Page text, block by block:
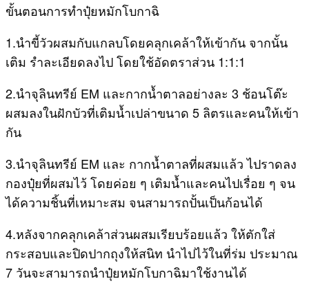
ขั้นตอนการทำปุ๋ยหมักโบกาฉิ
1.นำขี้วัวผสมกับแกลบโดยคลุกเคล้าให้เข้ากัน จากนั้น
เติม รำละเอียดลงไป โดยใช้อัดตราส่วน 1:1:1
2.นำจุลินทรีย์ EM และกากน้ำตาลอย่างละ 3 ช้อนโต๊ะ
ผสมลงในฝักบัวที่เติมน้ำเปล่าขนาด 5 ลิตรและคนให้เข้า
กัน
3.นำจุลินทรีย์ EM และ กากน้ำตาลที่ผสมแล้ว ไปราดลง
กองปุ๋ยที่ผสมไว้ โดยค่อย ๆ เติมน้ำและคนไปเรื่อย ๆ จน
ได้ความชิ้นที่เหมาะสม จนสามารถปั้นเป็นก้อนได้
4.หลังจากคลุกเคล้าส่วนผสมเรียบร้อยแล้ว ให้ตักใส่
กระสอบและปิดปากถุงให้สนิท นำไปไว้ในที่ร่ม ประมาณ
7 วันจะสามารถนำปุ๋ยหมักโบกาฉิมาใช้งานได้